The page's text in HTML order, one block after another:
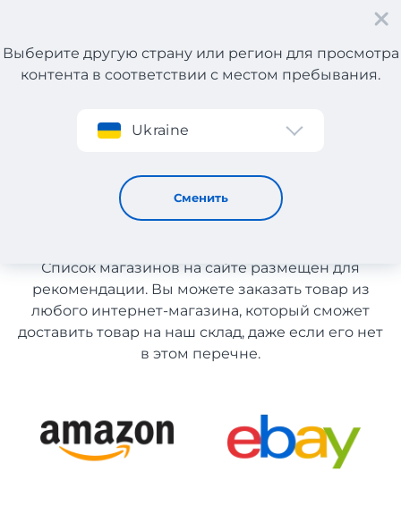
Регистрация
Выберите другую страну или регион для просмотра
контента в соответствии с местом пребывания.
Ukraine
Сменить
Автосвет из Испании с доставкой в Украину
Автосвет из Испании с
доставкой в Украину
Список магазинов на сайте размещен для
рекомендации. Вы можете заказать товар из
любого интернет-магазина, который сможет
доставить товар на наш склад, даже если его нет
в этом перечне.